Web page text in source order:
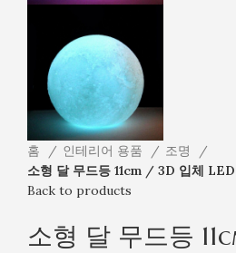
홈 인테리어 용품
조명
소형 달 무드등 11cm / 3D 입체
Back to products
소형 달 무드등